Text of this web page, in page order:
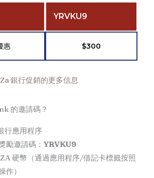
YRVKU9
惠 $300
銀行促銷的更多信息
的邀請碼？
行應用程序
勵邀請碼：YRVKU9
硬幣（通過應用程序/借記卡標籤按照
作）